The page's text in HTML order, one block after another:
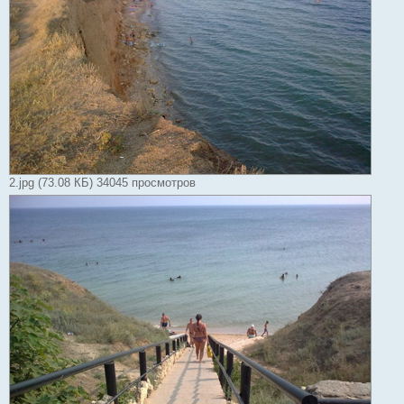
2.jpg (73.08 КБ) 34045 просмотров